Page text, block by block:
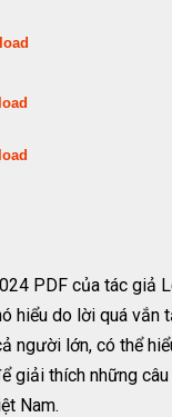
PDF của tác giả
hiểu do lời quá
người lớn, có thể
giải thích những
Nam.